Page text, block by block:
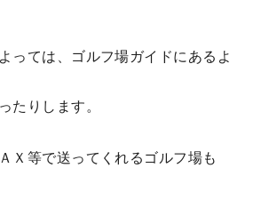
っては、ゴルフ場ガイドにあるよ
たりします。
Ｘ等で送ってくれるゴルフ場も